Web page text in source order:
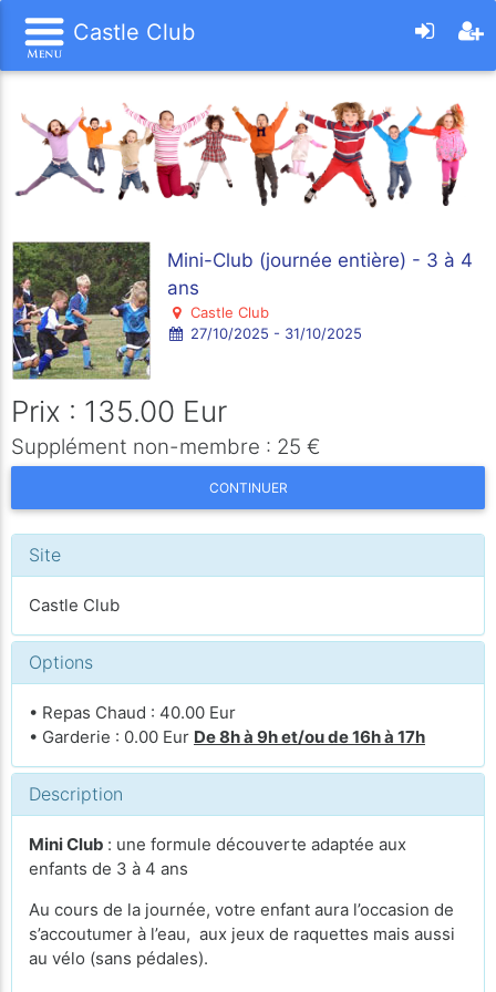
Castle Club
Mini-Club (journée entière) - 3 à 4
ans
Castle Club
27/10/2025 - 31/10/2025
Prix : 135.00 Eur
Supplément non-membre : 25 €
CONTINUER
Site
Castle Club
Options
• Repas Chaud : 40.00 Eur
• Garderie : 0.00 Eur De 8h à 9h et/ou de 16h à 17h
Description
Mini Club : une formule découverte adaptée aux
enfants de 3 à 4 ans
Au cours de la journée, votre enfant aura l’occasion de
s’accoutumer à l’eau, aux jeux de raquettes mais aussi
au vélo (sans pédales).